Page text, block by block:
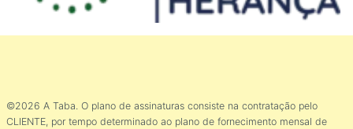
©2026 A Taba. O plano de assinaturas consiste na contratação pelo
CLIENTE, por tempo determinado ao plano de fornecimento mensal de